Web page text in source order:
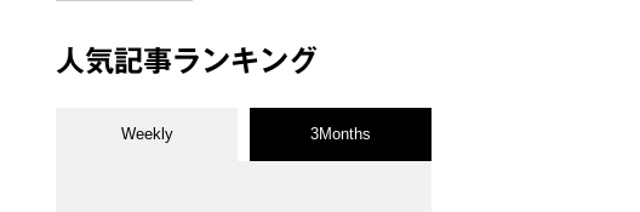
人気記事ランキング
Weekly 3Months